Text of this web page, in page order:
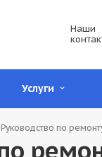
Наши
Услуги
Руководство по